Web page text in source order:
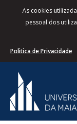
As cookies
pessoal dos
Politica de Privacidade